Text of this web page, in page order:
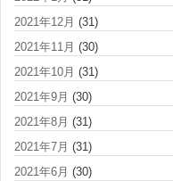
2021年12月 (31)
2021年11月 (30)
2021年10月 (31)
2021年9月 (30)
2021年8月 (31)
2021年7月 (31)
2021年6月 (30)